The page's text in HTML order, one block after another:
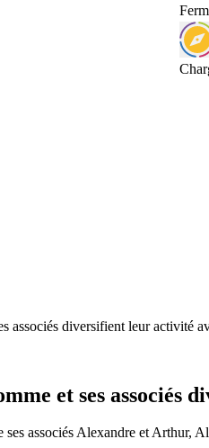
associés diversifient leur activité
et ses
associés Alexandre et Arthur,